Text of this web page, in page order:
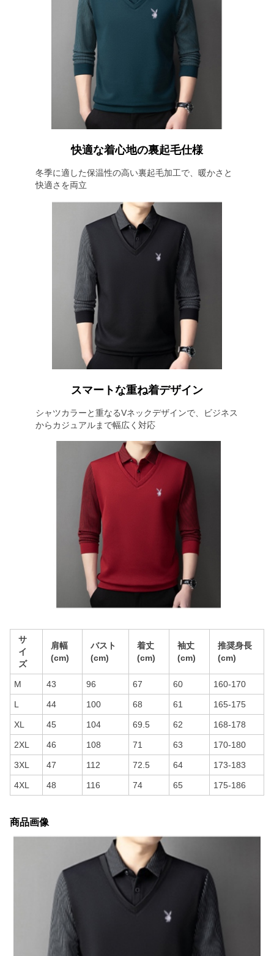
快適な着心地の裏起毛仕様
冬季に適した保温性の高い裏起毛加工で、暖かさと
快適さを両立
スマートな重ね着デザイン
シャツカラーと重なるVネックデザインで、ビジネス
からカジュアルまで幅広く対応
サ
イ
ズ
肩幅
(cm)
バスト
(cm)
着丈
(cm)
袖丈
(cm)
推奨身長
(cm)
M 43 96 67 60 160-170
L 44 100 68 61 165-175
XL 45 104 69.5 62 168-178
2XL 46 108 71 63 170-180
3XL 47 112 72.5 64 173-183
4XL 48 116 74 65 175-186
商品画像